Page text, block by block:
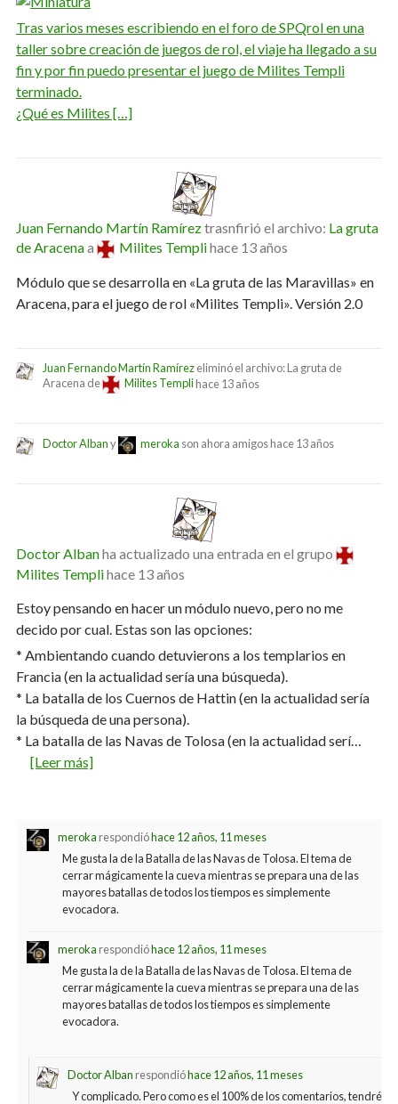
Tras varios meses escribiendo en el foro de SPQrol en una
taller sobre creación de juegos de rol, el viaje ha llegado a su
fin y por fin puedo presentar el juego de Milites Templi
terminado.
¿Qué es Milites […]
Juan Fernando Martín Ramíreztrasnfirió el archivo: La gruta
de Aracenaa Milites Templihace 13 años
Módulo que se desarrolla en «La gruta de las Maravillas» en
Aracena, para el juego de rol «Milites Templi». Versión 2.0
Juan Fernando Martín Ramírezeliminó el archivo: La gruta de
Aracena de
Milites Templihace 13 años
Doctor Albany meroka son ahora amigoshace 13 años
Doctor Albanha actualizado una entrada en el grupo
Milites Templihace 13 años
Estoy pensando en hacer un módulo nuevo, pero no me
decido por cual. Estas son las opciones:
* Ambientando cuando detuvierons a los templarios en
Francia (en la actualidad sería una búsqueda).
* La batalla de los Cuernos de Hattin (en la actualidad sería
la búsqueda de una persona).
* La batalla de las Navas de Tolosa (en la actualidad serí…
[Leer más]
meroka respondióhace 12 años, 11 meses
Me gusta la de la Batalla de las Navas de Tolosa. El tema de
cerrar mágicamente la cueva mientras se prepara una de las
mayores batallas de todos los tiempos es simplemente
evocadora.
meroka respondióhace 12 años, 11 meses
Me gusta la de la Batalla de las Navas de Tolosa. El tema de
cerrar mágicamente la cueva mientras se prepara una de las
mayores batallas de todos los tiempos es simplemente
evocadora.
Doctor Alban respondióhace 12 años, 11 meses
Y complicado. Pero como es el 100% de los comentarios, tendré